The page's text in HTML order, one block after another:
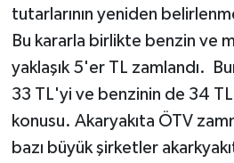
tutarlarının yeniden
Bu kararla birlikte benzin ve
yaklaşık 5'er TL zamlandı.
33 TL'yi ve benzinin de 34
konusu. Akaryakıta ÖTV
bazı büyük şirketler